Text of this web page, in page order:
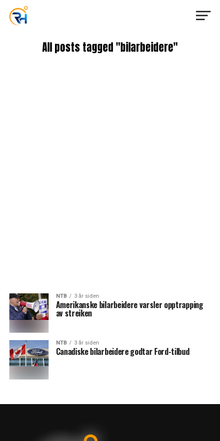
All posts tagged "bilarbeidere"
NTB 3 år siden
Amerikanske bilarbeidere varsler opptrapping
av streiken
NTB 3 år siden
Canadiske bilarbeidere godtar Ford-tilbud